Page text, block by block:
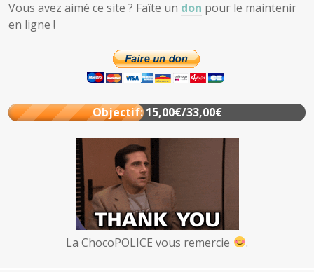
Vous avez aimé ce site ? Faîte un don pour le maintenir
en ligne !
Objectif: 15,00€/33,00€
La ChocoPOLICE vous remercie .